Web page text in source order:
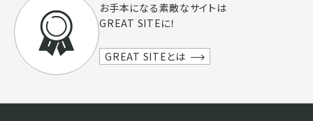
お手本になる素敵なサイトは
GREAT SITEに！
GREAT SITEとは